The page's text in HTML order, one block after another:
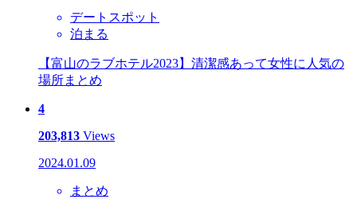
デートスポット
泊まる
【富山のラブホテル2023】清潔感あって女性に人気の
場所まとめ
4
203,813 Views
2024.01.09
まとめ